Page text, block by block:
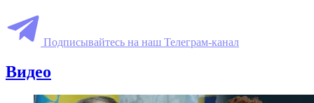
Подписывайтесь на наш Телеграм-канал
Видео